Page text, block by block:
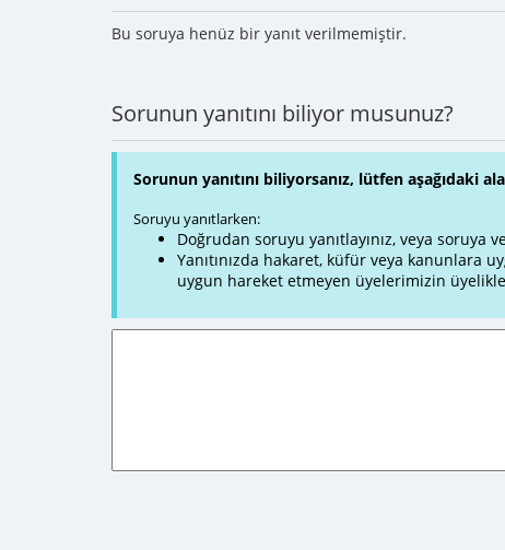
Bu soruya henüz bir yanıt verilmemiştir.
Sorunun yanıtını biliyor musunuz?
Sorunun yanıtını biliyorsanız, lütfen aşağıdaki
Soruyu yanıtlarken:
Doğrudan soruyu yanıtlayınız, veya soruya
Yanıtınızda hakaret, küfür veya kanunlara
uygun hareket etmeyen üyelerimizin